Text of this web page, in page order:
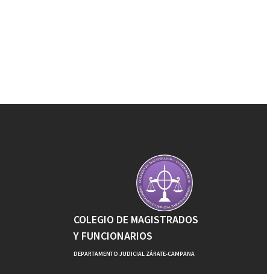
COLEGIO DE MAGISTRADOS
Y FUNCIONARIOS
DEPARTAMENTO JUDICIAL ZÁRATE-CAMPANA